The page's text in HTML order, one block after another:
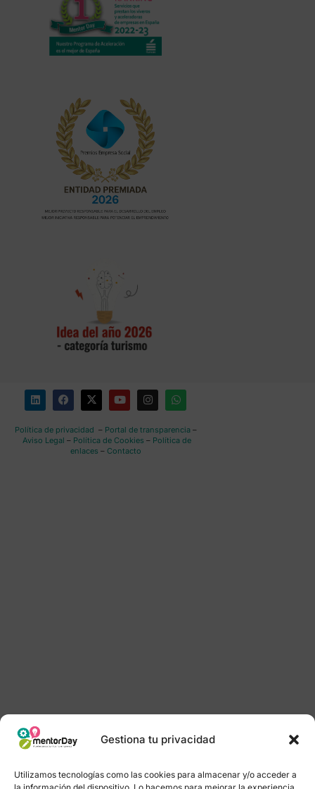
Gestiona tu privacidad
Utilizamos tecnologías como las cookies para almacenar y/o acceder a
Política de privacidad – Portal de transparencia–
Aviso Legal – Política de Cookies – Política de
enlaces – Contacto